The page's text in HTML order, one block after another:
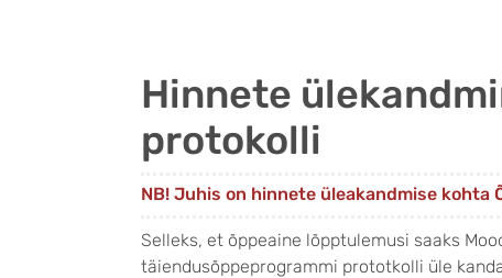
Hinnete
protokolli
NB! Juhis on hinnete üleakandmise kohta
Selleks, et õppeaine lõpptulemusi saaks
täiendusõppeprogrammi prototkolli üle